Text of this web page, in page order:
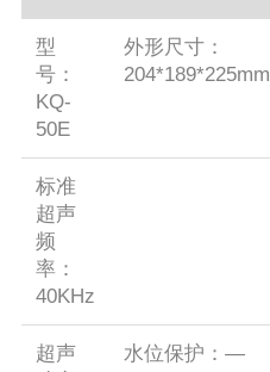
型
号：
KQ-
50E
外形尺寸：
204*189*225mm
标准
超声
频
率：
40KHz
超声
水位保护：—